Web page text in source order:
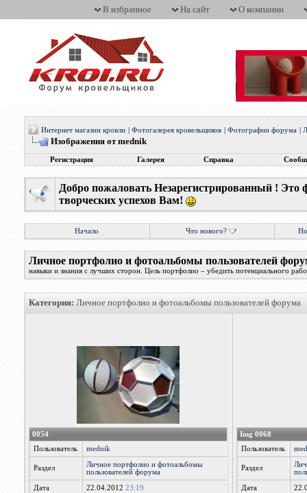
В избранное На сайт О компании
Интернет магазин кровли Фотогалерея кровельщиков Фотографии форума
Изображения от mednik
Регистрация Галерея Справка
Добро пожаловать Незарегистрированный !
творческих успехов Вам!
Начало Что нового?
Личное портфолио и фотоальбомы пользователей
навыки и знания с лучших сторон. Цель портфолио – убедить потенциального
Категория: Личное портфолио и фотоальбомы пользователей форума
0054
Пользователь
mednik
Раздел
Личное портфолио и фотоальбомы
пользователей форума
Дата 22.04.2012 23:19
Img 0068
Пользователь
Раздел
Дата